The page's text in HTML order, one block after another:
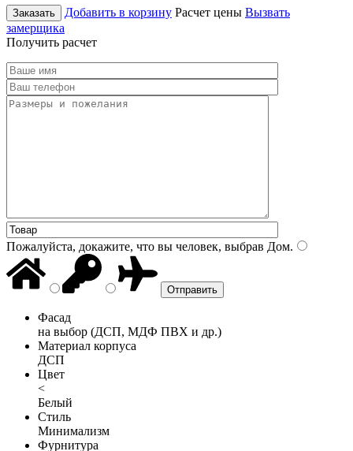
Заказать Добавить в корзину Расчет цены Вызвать
замерщика
Получить расчет
Пожалуйста, докажите, что вы человек, выбрав Дом.
Фасад
на выбор (ДСП, МДФ ПВХ и др.)
Материал корпуса
ДСП
Цвет
<
Белый
Стиль
Минимализм
Фурнитура